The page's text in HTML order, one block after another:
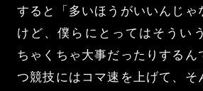
すると「多いほうがいいんじゃ
けど、僕らにとってはそうい
ちゃくちゃ大事だったりするん
つ競技にはコマ速を上げて、そ